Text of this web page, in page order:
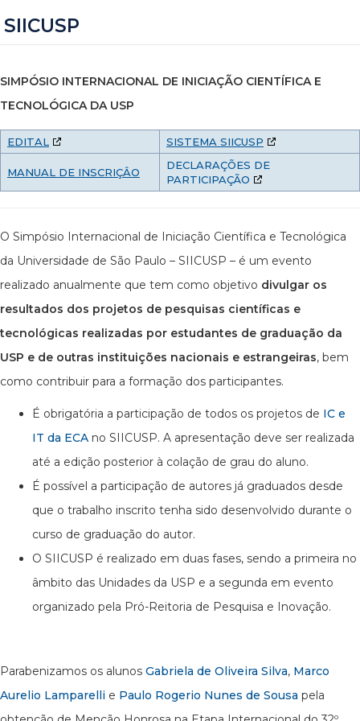
SIICUSP
SIMPÓSIO INTERNACIONAL DE INICIAÇÃO CIENTÍFICA E
TECNOLÓGICA DA USP
EDITAL SISTEMA SIICUSP
MANUAL DE INSCRIÇÂO
DECLARAÇÕES DE
PARTICIPAÇÃO
O Simpósio Internacional de Iniciação Científica e Tecnológica
da Universidade de São Paulo – SIICUSP – é um evento
realizado anualmente que tem como objetivo divulgar os
resultados dos projetos de pesquisas científicas e
tecnológicas realizadas por estudantes de graduação da
USP e de outras instituições nacionais e estrangeiras, bem
como contribuir para a formação dos participantes.
É obrigatória a participação de todos os projetos de IC e
IT da ECA no SIICUSP. A apresentação deve ser realizada
até a edição posterior à colação de grau do aluno.
É possível a participação de autores já graduados desde
que o trabalho inscrito tenha sido desenvolvido durante o
curso de graduação do autor.
O SIICUSP é realizado em duas fases, sendo a primeira no
âmbito das Unidades da USP e a segunda em evento
organizado pela Pró-Reitoria de Pesquisa e Inovação.
Parabenizamos os alunos Gabriela de Oliveira Silva, Marco
Aurelio Lamparelli e Paulo Rogerio Nunes de Sousa pela